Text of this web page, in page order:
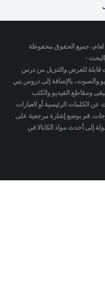
لعام، جميع الحقوق محفوظة
-
قابلة للعرض والتنزيل من درس
والصوت، بالإضافة إلى دروس بني
ومقاطع الفيديو والكتب
الكلمات الرئيسية أو العبارات
قم بوضع إشارة مرجعية على
إلى أحدث مواد الكابالا في